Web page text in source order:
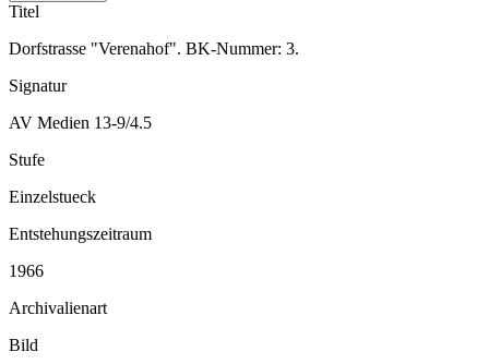
Titel
Dorfstrasse "Verenahof". BK-Nummer: 3.
Signatur
AV Medien 13-9/4.5
Stufe
Einzelstueck
Entstehungszeitraum
1966
Archivalienart
Bild